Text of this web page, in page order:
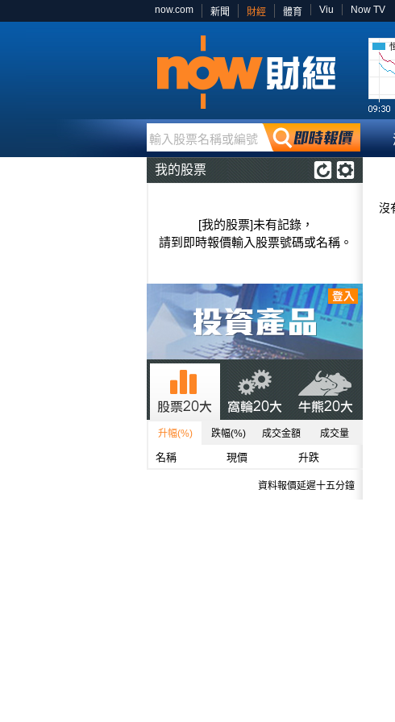
now.com 新聞 財經 體育 Viu Now TV
輸入股票名稱或編號
我的股票
[我的股票]未有記錄，
請到即時報價輸入股票號碼或名稱。
升幅(%) 跌幅(%) 成交金額 成交量
名稱 現價 升跌
資料報價延遲十五分鐘
沒